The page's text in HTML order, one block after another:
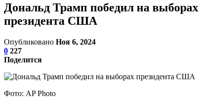
Дональд Трамп победил на выборах
президента США
Опубликовано Ноя 6, 2024
0 227
Поделится
Фото: AP Photo